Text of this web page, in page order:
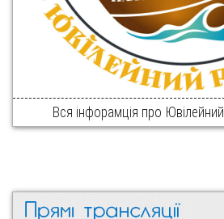
Вся інфорамція про